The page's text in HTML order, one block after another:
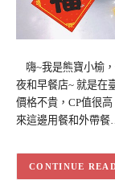
嗨~我是熊寶小榆
夜和早餐店~ 就是在
價格不貴，CP值很
來這邊用餐和外帶餐…
CONTINUE